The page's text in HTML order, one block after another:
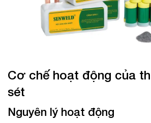
Cơ chế hoạt động của
sét
Nguyên lý hoạt động